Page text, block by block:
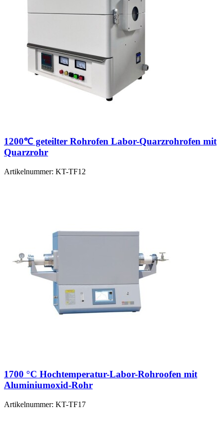
1200℃ geteilter Rohrofen Labor-Quarzrohrofen mit
Quarzrohr
Artikelnummer: KT-TF12
1700 °C Hochtemperatur-Labor-Rohroofen mit
Aluminiumoxid-Rohr
Artikelnummer: KT-TF17